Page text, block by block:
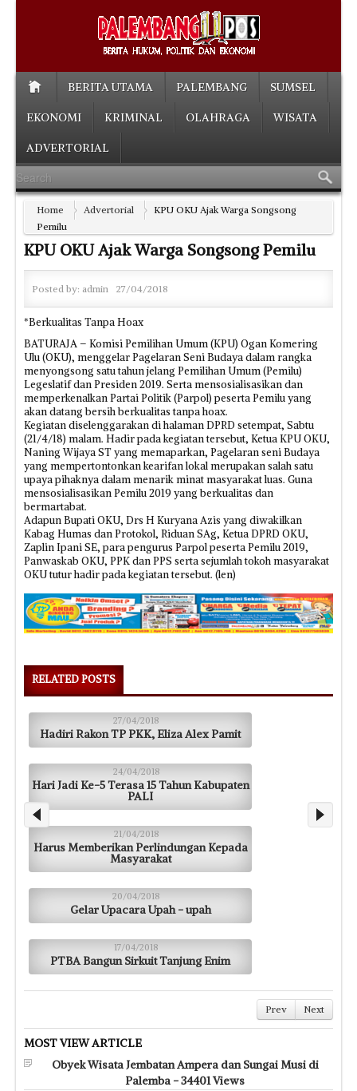
BERITA UTAMA PALEMBANG SUMSEL
EKONOMI KRIMINAL OLAHRAGA WISATA
ADVERTORIAL
Home Advertorial
KPU OKU Ajak Warga Songsong
Pemilu
KPU OKU Ajak Warga Songsong Pemilu
Posted by: admin 27/04/2018
*Berkualitas Tanpa Hoax
BATURAJA – Komisi Pemilihan Umum (KPU) Ogan Komering
Ulu (OKU), menggelar Pagelaran Seni Budaya dalam rangka
menyongsong satu tahun jelang Pemilihan Umum (Pemilu)
Legeslatif dan Presiden 2019. Serta mensosialisasikan dan
memperkenalkan Partai Politik (Parpol) peserta Pemilu yang
akan datang bersih berkualitas tanpa hoax.
Kegiatan diselenggarakan di halaman DPRD setempat, Sabtu
(21/4/18) malam. Hadir pada kegiatan tersebut, Ketua KPU OKU,
Naning Wijaya ST yang memaparkan, Pagelaran seni Budaya
yang mempertontonkan kearifan lokal merupakan salah satu
upaya pihaknya dalam menarik minat masyarakat luas. Guna
mensosialisasikan Pemilu 2019 yang berkualitas dan
bermartabat.
Adapun Bupati OKU, Drs H Kuryana Azis yang diwakilkan
Kabag Humas dan Protokol, Riduan SAg, Ketua DPRD OKU,
Zaplin Ipani SE, para pengurus Parpol peserta Pemilu 2019,
Panwaskab OKU, PPK dan PPS serta sejumlah tokoh masyarakat
OKU tutur hadir pada kegiatan tersebut. (len)
RELATED POSTS
27/04/2018
Hadiri Rakon TP PKK, Eliza Alex Pamit
24/04/2018
Hari Jadi Ke-5 Terasa 15 Tahun Kabupaten
PALI
21/04/2018
Harus Memberikan Perlindungan Kepada
Masyarakat
20/04/2018
Gelar Upacara Upah - upah
17/04/2018
PTBA Bangun Sirkuit Tanjung Enim
Prev Next
MOST VIEW ARTICLE
Obyek Wisata Jembatan Ampera dan Sungai Musi di
Palemba - 34401 Views